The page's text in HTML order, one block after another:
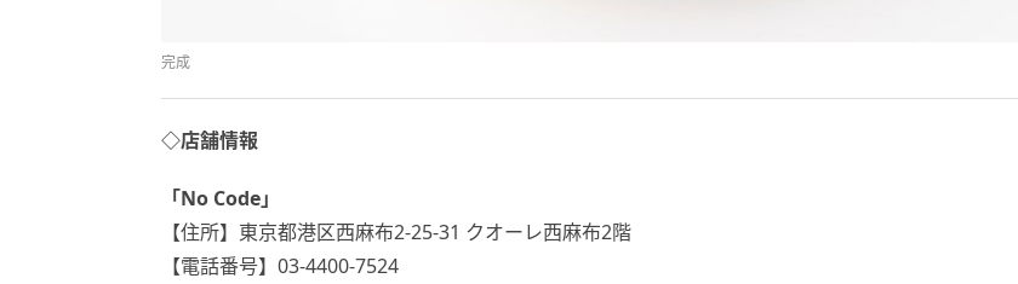
完成
◇店舗情報
「No Code」
【住所】東京都港区西麻布2-25-31 クオーレ西麻布2階
【電話番号】03-4400-7524